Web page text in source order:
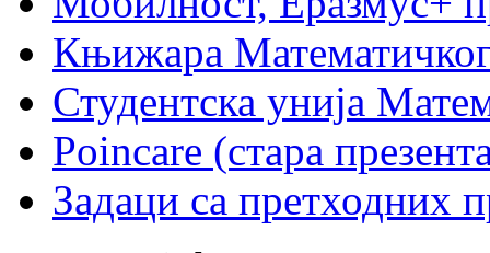
Књижара
Студентска унија
Poincare (стара
Задаци са претходних